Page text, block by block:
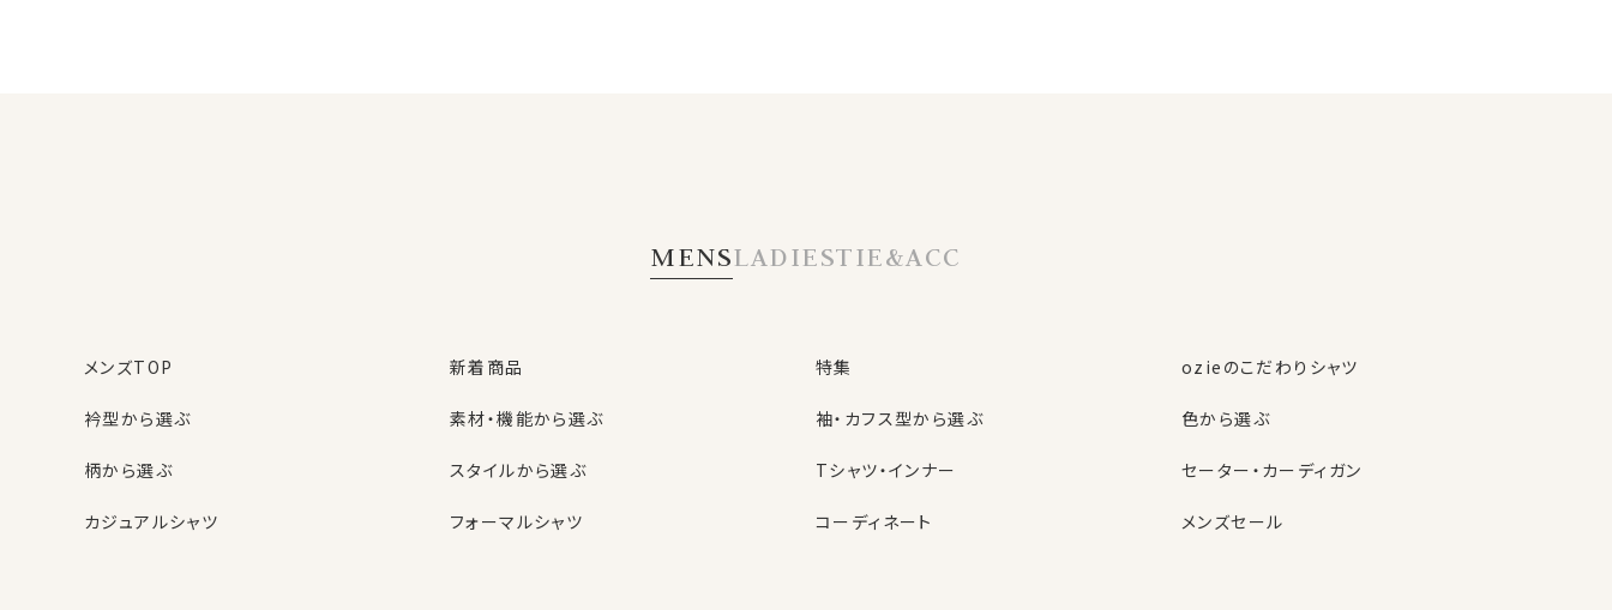
MENSLADIESTIE&ACC
メンズTOP 新着商品 特集 ozieのこだわりシャツ
衿型から選ぶ 素材・機能から選ぶ 袖・カフス型から選ぶ 色から選ぶ
柄から選ぶ スタイルから選ぶ Tシャツ・インナー セーター・カーディガン
カジュアルシャツ フォーマルシャツ コーディネート
メンズセール